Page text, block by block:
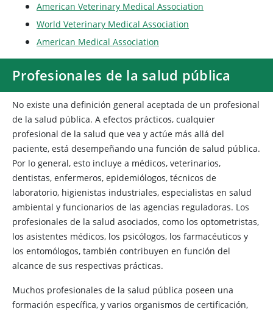
American Veterinary Medical Association
World Veterinary Medical Association
American Medical Association
Profesionales de la salud pública
No existe una definición general aceptada de un profesional
de la salud pública. A efectos prácticos, cualquier
profesional de la salud que vea y actúe más allá del
paciente, está desempeñando una función de salud pública.
Por lo general, esto incluye a médicos, veterinarios,
dentistas, enfermeros, epidemiólogos, técnicos de
laboratorio, higienistas industriales, especialistas en salud
ambiental y funcionarios de las agencias reguladoras. Los
profesionales de la salud asociados, como los optometristas,
los asistentes médicos, los psicólogos, los farmacéuticos y
los entomólogos, también contribuyen en función del
alcance de sus respectivas prácticas.
Muchos profesionales de la salud pública poseen una
formación específica, y varios organismos de certificación,